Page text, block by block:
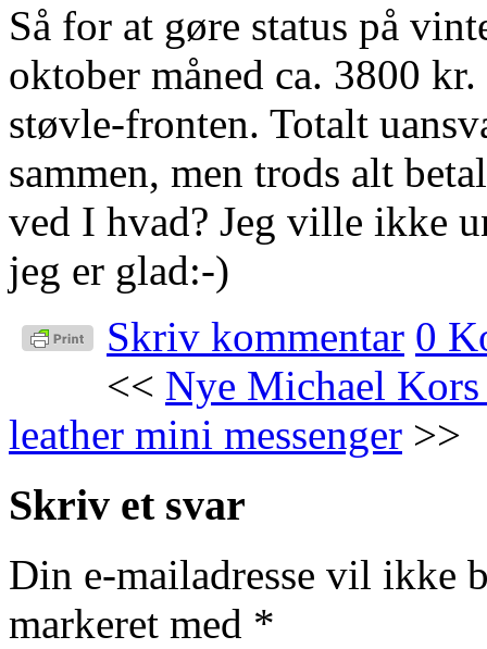
Så for at gøre status på
oktober måned ca. 3800
støvle-fronten. Totalt
sammen, men trods alt
ved I hvad? Jeg ville ikke
jeg er glad:-)
Skriv kommentar 0
<< Nye Michael
leather mini messenger >>
Skriv et svar
Din e-mailadresse vil ikke
markeret med *